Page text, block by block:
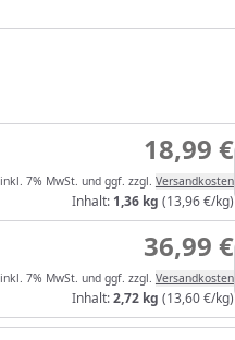
18,99 €
inkl. 7% MwSt. und ggf. zzgl. Versandkosten
Inhalt: 1,36 kg (13,96 €/kg)
36,99 €
inkl. 7% MwSt. und ggf. zzgl. Versandkosten
Inhalt:2,72 kg (13,60 €/kg)